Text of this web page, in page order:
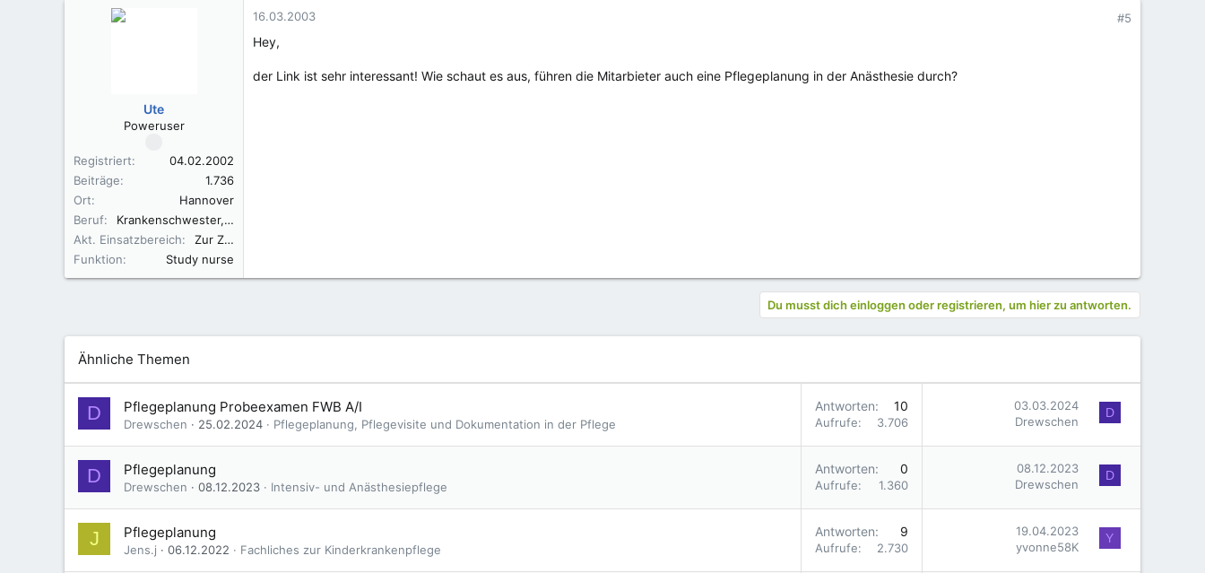
Ute
Poweruser
Registriert
04.02.2002
Beiträge
1.736
Ort
Hannover
Beruf
Krankenschwester, Fachkraft für Leitungsaufgaben in der Pflege (FLP)
Akt. Einsatzbereich
Zur Zeit in der Elternzeit
Funktion
Study nurse
16.03.2003 #5
Hey,
der Link ist sehr interessant! Wie schaut es aus, führen die Mitarbieter auch eine Pflegeplanung in der Anästhesie durch?
Du musst dich einloggen oder registrieren, um hier zu antworten.
Ähnliche Themen
D Pflegeplanung Probeexamen FWB A/I
Drewschen 25.02.2024 Pflegeplanung, Pflegevisite und Dokumentation in der Pflege
Antworten 10
Aufrufe 3.706
03.03.2024
Drewschen
D
D Pflegeplanung
Drewschen 08.12.2023 Intensiv- und Anästhesiepflege
Antworten 0
Aufrufe 1.360
08.12.2023
Drewschen
D
J Pflegeplanung
Jens.j 06.12.2022 Fachliches zur Kinderkrankenpflege
Antworten 9
Aufrufe 2.730
19.04.2023
yvonne58K
Y